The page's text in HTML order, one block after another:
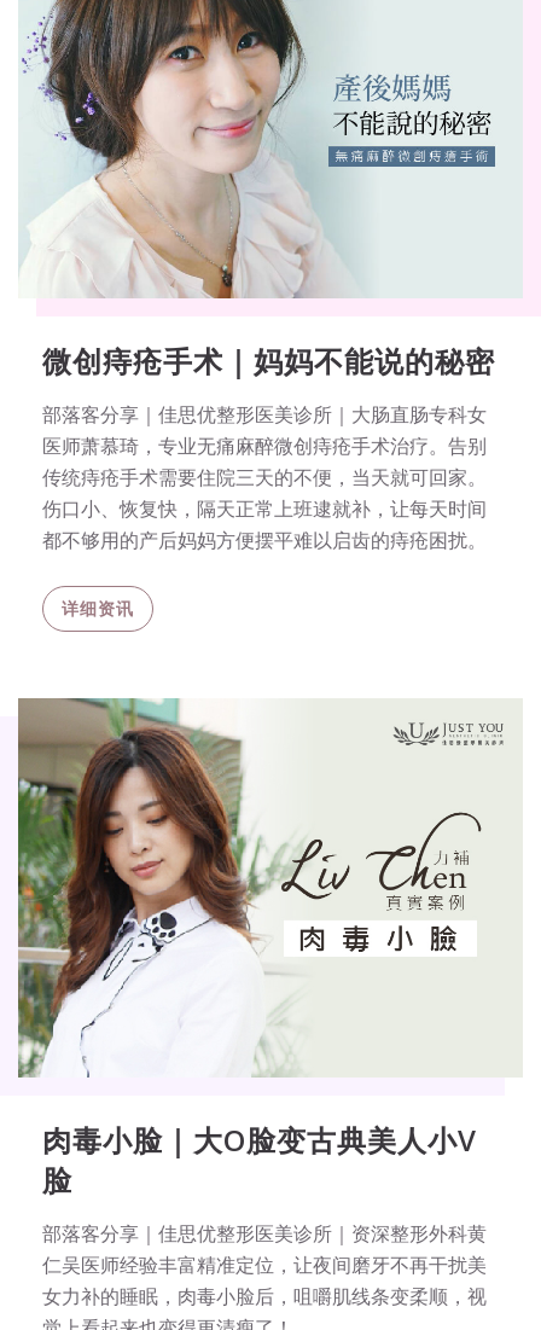
微创痔疮手术｜妈妈不能说的秘密
部落客分享｜佳思优整形医美诊所｜大肠直肠专科女
医师萧慕琦，专业无痛麻醉微创痔疮手术治疗。告别
传统痔疮手术需要住院三天的不便，当天就可回家。
伤口小、恢复快，隔天正常上班逮就补，让每天时间
都不够用的产后妈妈方便摆平难以启齿的痔疮困扰。
详细资讯
肉毒小脸｜大O脸变古典美人小V
脸
部落客分享｜佳思优整形医美诊所｜资深整形外科黄
仁吴医师经验丰富精准定位，让夜间磨牙不再干扰美
女力补的睡眠，肉毒小脸后，咀嚼肌线条变柔顺，视